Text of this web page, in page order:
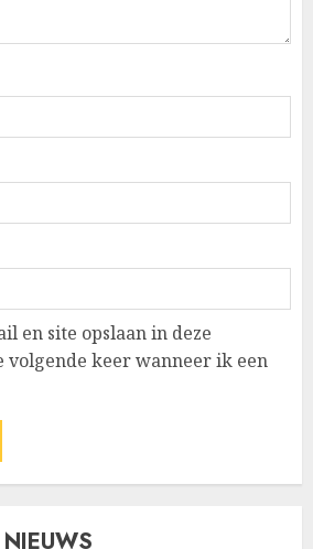
en site opslaan in deze
volgende keer wanneer ik een